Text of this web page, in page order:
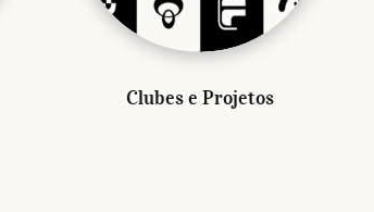
Clubes e Projetos